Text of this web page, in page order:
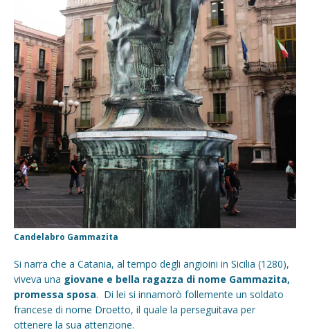
Candelabro Gammazita
Si narra che a Catania, al tempo degli angioini in Sicilia (1280),
viveva una giovane e bella ragazza di nome Gammazita,
promessa sposa. Di lei si innamorò follemente un soldato
francese di nome Droetto, il quale la perseguitava per
ottenere la sua attenzione.